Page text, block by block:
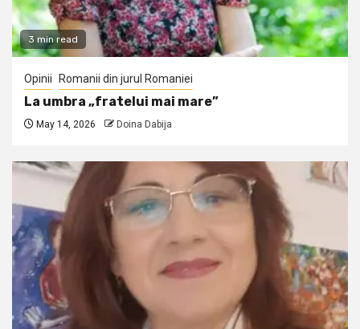
3 min read
Opinii Romanii din jurul Romaniei
La umbra „fratelui mai mare”
May 14, 2026 Doina Dabija